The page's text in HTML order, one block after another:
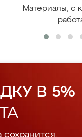
Материалы, с
В 5%
сохранится.